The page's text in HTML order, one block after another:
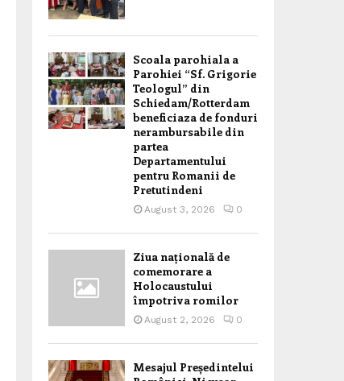
Scoala parohiala a
Parohiei “Sf. Grigorie
Teologul” din
Schiedam/Rotterdam
beneficiaza de fonduri
nerambursabile din
partea
Departamentului
pentru Romanii de
Pretutindeni
August 3, 2026 0
Ziua națională de
comemorare a
Holocaustului
împotriva romilor
August 2, 2026 0
Mesajul Președintelui